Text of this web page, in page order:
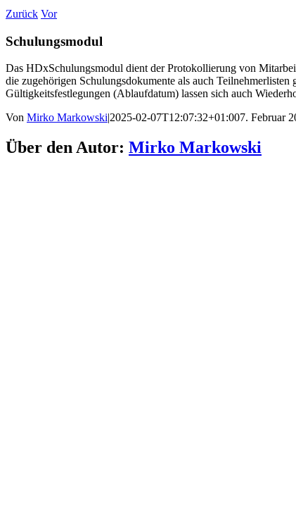
Zurück Vor
Schulungsmodul
Das HDxSchulungsmodul dient der Protokollierung von
die zugehörigen Schulungsdokumente als auch Teilnehmerlisten
Gültigkeitsfestlegungen (Ablaufdatum) lassen sich auch
Von Mirko Markowski|2025-02-07T12:07:32+01:007. Februar
Über den Autor: Mirko Markowski